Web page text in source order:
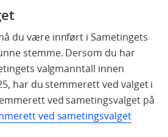
du være innført i Sametingets
stemme. Dersom du har
valgmanntall innen
har du stemmerett ved valget i
ved sametingsvalget på
ved sametingsvalget